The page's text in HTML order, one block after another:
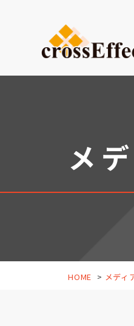
メ
HOME メディ